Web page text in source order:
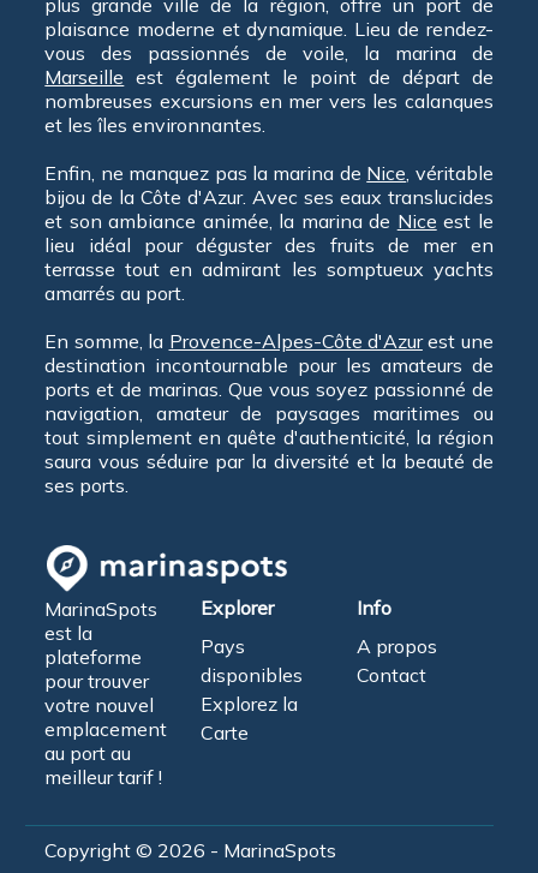
plus grande ville de la région, offre un port de
plaisance moderne et dynamique. Lieu de rendez-
vous des passionnés de voile, la marina de
Marseille est également le point de départ de
nombreuses excursions en mer vers les calanques
et les îles environnantes.
Enfin, ne manquez pas la marina de Nice, véritable
bijou de la Côte d'Azur. Avec ses eaux translucides
et son ambiance animée, la marina de Nice est le
lieu idéal pour déguster des fruits de mer en
terrasse tout en admirant les somptueux yachts
amarrés au port.
En somme, la Provence-Alpes-Côte d'Azurest une
destination incontournable pour les amateurs de
ports et de marinas. Que vous soyez passionné de
navigation, amateur de paysages maritimes ou
tout simplement en quête d'authenticité, la région
saura vous séduire par la diversité et la beauté de
ses ports.
MarinaSpots
est la
plateforme
pour trouver
votre nouvel
emplacement
au port au
meilleur tarif !
Explorer
Pays
disponibles
Explorez la
Carte
Info
A propos
Contact
Copyright © 2026 - MarinaSpots